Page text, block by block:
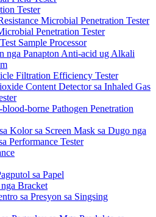
Tester
Microbial Penetration Tester
Penetration Tester
Sample Processor
nga Panapton Anti-acid ug Alkali
Filtration Efficiency Tester
Content Detector sa Inhaled Gas
borne Pathogen Penetration
Kolor sa Screen Mask sa Dugo nga
Performance Tester
sa Papel
Bracket
sa Presyon sa Singsing